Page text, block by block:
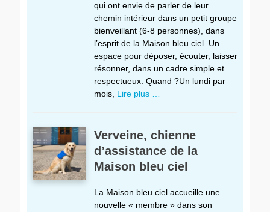
qui ont envie de parler de leur
chemin intérieur dans un petit groupe
bienveillant (6-8 personnes), dans
l’esprit de la Maison bleu ciel. Un
espace pour déposer, écouter, laisser
résonner, dans un cadre simple et
respectueux. Quand ?Un lundi par
mois, Lire plus …
Verveine, chienne
d’assistance de la
Maison bleu ciel
La Maison bleu ciel accueille une
nouvelle « membre » dans son